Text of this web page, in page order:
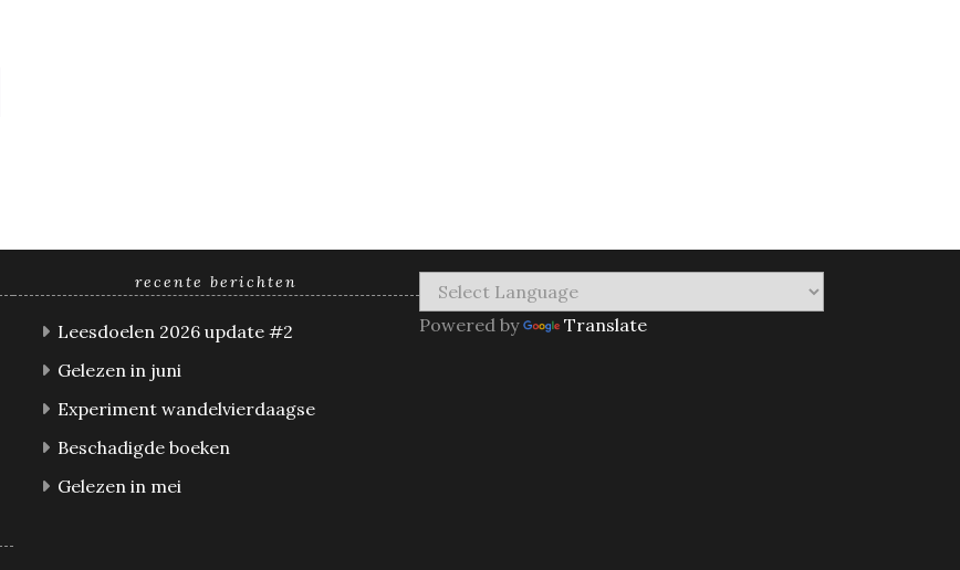
recente berichten
Leesdoelen 2026 update #2
Gelezen in juni
Experiment wandelvierdaagse
Beschadigde boeken
Gelezen in mei
Powered by Translate